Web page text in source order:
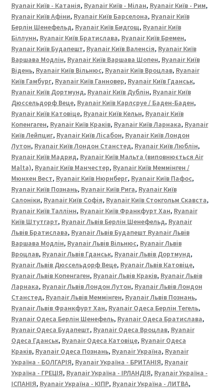
ЛЬВІВ
|
ОДЕСА
|
ХЕРСОН
|
ХАРКІВ
|
ЗАПОРІЖЖЯ
Ryanair Київ - Катанія, Ryanair Київ - Мілан, Ryanair Київ - Рим,
Ryanair Київ Афіни, Ryanair Київ Барселона, Ryanair Київ
Берлін Шенефельд, Ryanair Київ Бидгощ, Ryanair Київ
Біллунн, Ryanair Київ Братислава, Ryanair Київ Бремен,
Ryanair Київ Будапешт, Ryanair Київ Валенсія, Ryanair Київ
Варшава Модлін, Ryanair Київ Варшава Шопен, Ryanair Київ
Відень, Ryanair Київ Вільнюс, Ryanair Київ Вроцлав, Ryanair
Київ Гамбург, Ryanair Київ Ганновер, Ryanair Київ Гданськ,
Ryanair Київ Дортмунд, Ryanair Київ Дублін, Ryanair Київ
Дюссельдорф Веце, Ryanair Київ Карлсруе / Баден-Баден,
Ryanair Київ Катовіце, Ryanair Київ Кельн, Ryanair Київ
Копенгаген, Ryanair Київ Краків, Ryanair Київ Ларнака, Ryanair
Київ Лейпциг, Ryanair Київ Лісабон, Ryanair Київ Лондон
Лутон, Ryanair Київ Лондон Станстед, Ryanair Київ Люблін,
Ryanair Київ Мадрид, Ryanair Київ Мальта (виповнюється Air
Malta), Ryanair Київ Манчестер, Ryanair Київ Меммінген /
Мюнхен Вест, Ryanair Київ Нюрнберг, Ryanair Київ Пафос,
Ryanair Київ Познань, Ryanair Київ Рига, Ryanair Київ
Салоніки, Ryanair Київ Софія, Ryanair Київ Стокгольм Скавста,
Ryanair Київ Таллінн, Ryanair Київ Франкфурт Хан, Ryanair
Київ Штутгарт, Ryanair Львів Берлін Шенефельд, Ryanair
Львів Братислава, Ryanair Львів Будапешт Ryanair Львів
Варшава Модлін, Ryanair Львів Вільнюс, Ryanair Львів
Вроцлав, Ryanair Львів Гданськ, Ryanair Львів Дортмунд,
Ryanair Львів Дюссельдорф Веце, Ryanair Львів Катовіце,
Ryanair Львів Копенгаген, Ryanair Львів Краків, Ryanair Львів
Ларнака, Ryanair Львів Лондон Лутон, Ryanair Львів Лондон
Станстед, Ryanair Львів Меммінген, Ryanair Львів Познань,
Ryanair Львів Франкфурт Хан, Ryanair Одеса Берлін Тегель,
Ryanair Одеса Берлін Шенефель, Ryanair Одеса Братислава,
Ryanair Одеса Будапешт, Ryanair Одеса Вроцлав, Ryanair
Одеса Гданськ, Ryanair Одеса Катовіце, Ryanair Одеса
Краків, Ryanair Одеса Познань, Ryanair Україна, Ryanair
Україна - БОЛГАРІЯ, Ryanair Україна - БРИТАНІЯ, Ryanair
Україна - ГРЕЦІЯ, Ryanair Україна - ІРЛАНДІЯ, Ryanair Україна -
ІСПАНІЯ, Ryanair Україна - КІПР, Ryanair Україна - ЛИТВА,